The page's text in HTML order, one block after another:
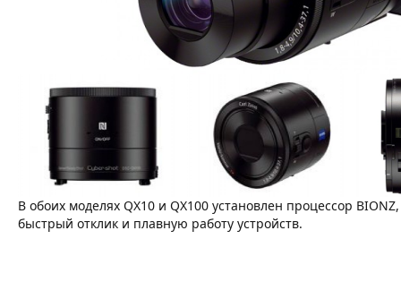
В обоих моделях QX10 и QX100 установлен процессор
быстрый отклик и плавную работу устройств.